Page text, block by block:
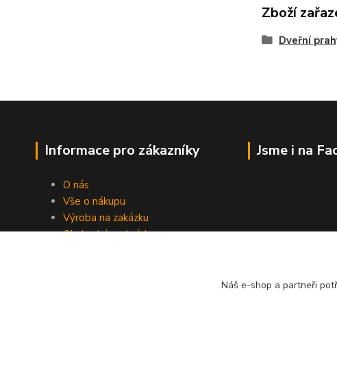
Zboží
Dveřní
Informace pro zákazníky
O nás
Vše o nákupu
Výroba na zakázku
Obchodní podmínky
Jsme i na
Náš e-shop a partneři